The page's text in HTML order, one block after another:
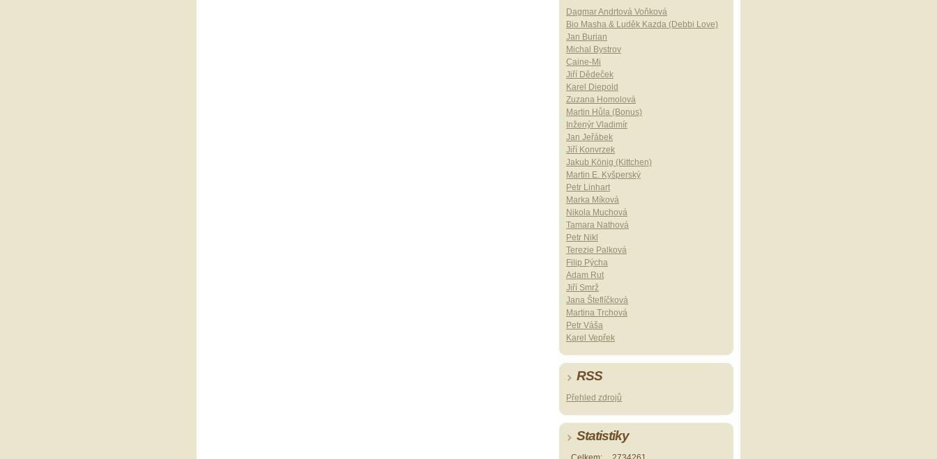
Dagmar Andrtová Voňková
Bio Masha & Luděk Kazda (Debbi Love)
Jan Burian
Michal Bystrov
Caine-Mi
Jiří Dědeček
Karel Diepold
Zuzana Homolová
Martin Hůla (Bonus)
Inženýr Vladimír
Jan Jeřábek
Jiří Konvrzek
Jakub König (Kittchen)
Martin E. Kyšperský
Petr Linhart
Marka Míková
Nikola Muchová
Tamara Nathová
Petr Nikl
Terezie Palková
Filip Pýcha
Adam Rut
Jiří Smrž
Jana Šteflíčková
Martina Trchová
Petr Váša
Karel Vepřek
RSS
Přehled zdrojů
Statistiky